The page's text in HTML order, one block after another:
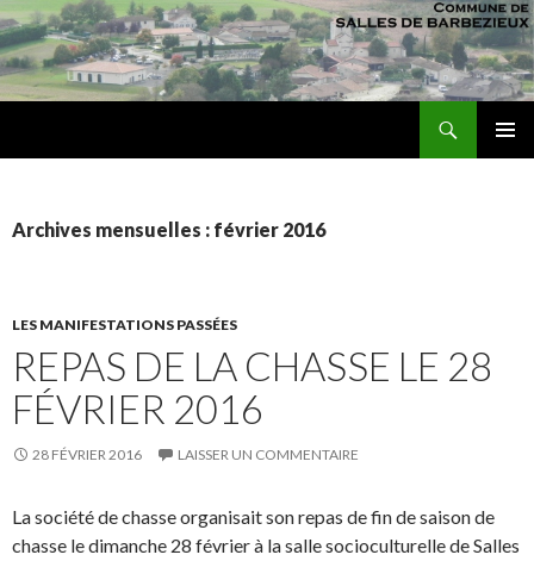
Archives mensuelles : février 2016
LES MANIFESTATIONS PASSÉES
REPAS DE LA CHASSE LE 28
FÉVRIER 2016
28 FÉVRIER 2016 LAISSER UN COMMENTAIRE
La société de chasse organisait son repas de fin de saison de
chasse le dimanche 28 février à la salle socioculturelle de Salles